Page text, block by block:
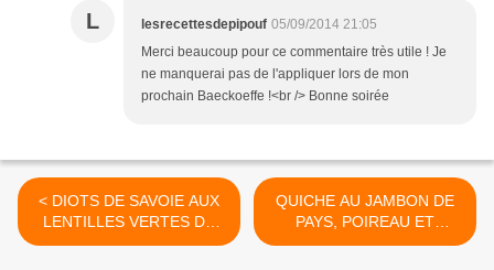
L lesrecettesdepipouf 05/09/2014 21:05
Merci beaucoup pour ce commentaire très utile ! Je
ne manquerai pas de l'appliquer lors de mon
prochain Baeckoeffe !<br /> Bonne soirée
< DIOTS DE SAVOIE AUX
LENTILLES VERTES DU
PUY
QUICHE AU JAMBON DE
PAYS, POIREAU ET
BLETTES >